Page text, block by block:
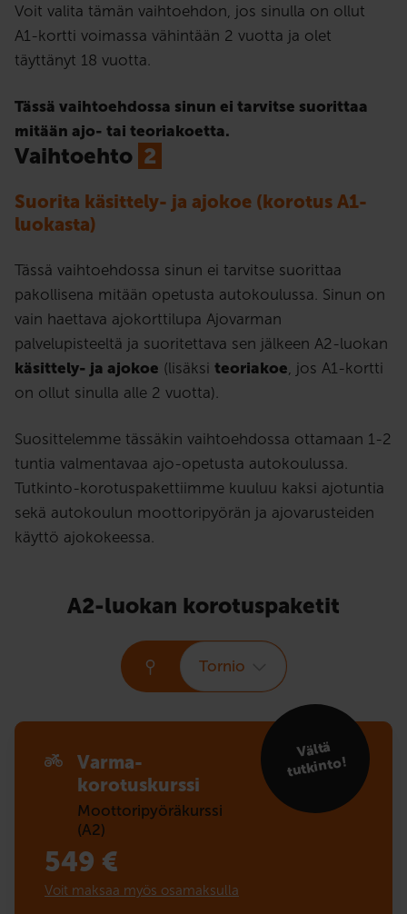
Voit valita tämän vaihtoehdon, jos sinulla on ollut
A1-kortti voimassa vähintään 2 vuotta ja olet
täyttänyt 18 vuotta.
Tässä vaihtoehdossa sinun ei tarvitse suorittaa
mitään ajo- tai teoriakoetta.
Vaihtoehto 2
Suorita käsittely- ja ajokoe (korotus A1-
luokasta)
Tässä vaihtoehdossa sinun ei tarvitse suorittaa
pakollisena mitään opetusta autokoulussa. Sinun on
vain haettava ajokorttilupa Ajovarman
palvelupisteeltä ja suoritettava sen jälkeen A2-luokan
käsittely- ja ajokoe (lisäksi teoriakoe , jos A1-kortti
on ollut sinulla alle 2 vuotta).
Suosittelemme tässäkin vaihtoehdossa ottamaan 1-2
tuntia valmentavaa ajo-opetusta autokoulussa.
Tutkinto-korotuspakettiimme kuuluu kaksi ajotuntia
sekä autokoulun moottoripyörän ja ajovarusteiden
käyttö ajokokeessa.
A2-luokan korotuspaketit
Tornio
Varma-
korotuskurssi
Moottoripyöräkurssi
(A2)
Vältä
tutkinto!
549 €
Voit maksaa myös osamaksulla